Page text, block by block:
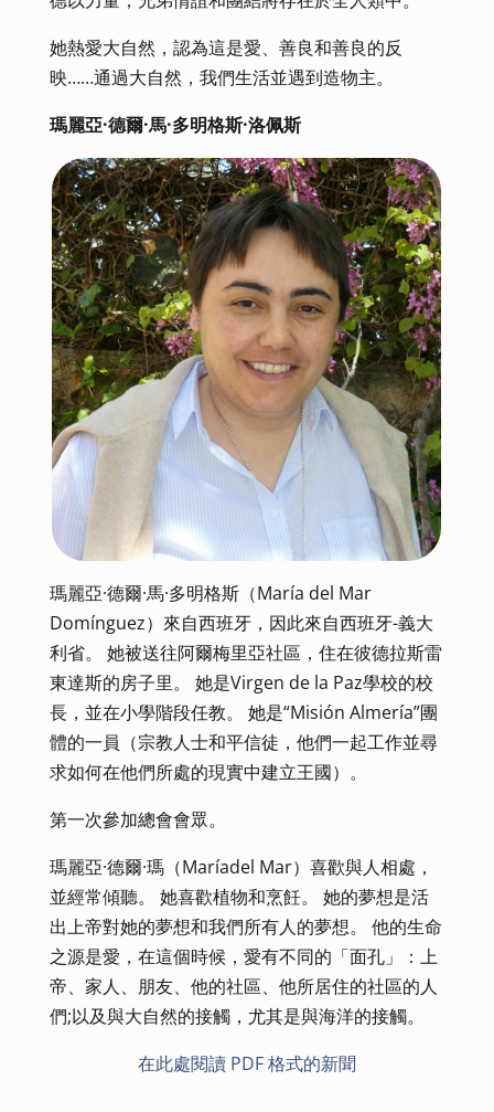
她熱愛大自然，認為這是愛、善良和善良的反
映……通過大自然，我們生活並遇到造物主。
瑪麗亞·德爾·馬·多明格斯·洛佩斯
瑪麗亞·德爾·馬·多明格斯（María del Mar
Domínguez）來自西班牙，因此來自西班牙-義大
利省。 她被送往阿爾梅里亞社區，住在彼德拉斯雷
東達斯的房子里。 她是Virgen de la Paz學校的校
長，並在小學階段任教。 她是“Misión Almería”團
體的一員（宗教人士和平信徒，他們一起工作並尋
求如何在他們所處的現實中建立王國）。
第一次參加總會會眾。
瑪麗亞·德爾·瑪（Maríadel Mar）喜歡與人相處，
並經常傾聽。 她喜歡植物和烹飪。 她的夢想是活
出上帝對她的夢想和我們所有人的夢想。 他的生命
之源是愛，在這個時候，愛有不同的「面孔」：上
帝、家人、朋友、他的社區、他所居住的社區的人
們;以及與大自然的接觸，尤其是與海洋的接觸。
在此處閱讀 PDF 格式的新聞